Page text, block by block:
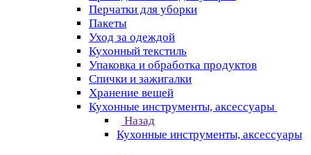
Перчатки для уборки
Пакеты
Уход за одеждой
Кухонный текстиль
Упаковка и обработка продуктов
Спички и зажигалки
Хранение вещей
Кухонные инструменты, аксессуары
Назад
Кухонные инструменты, аксессуары